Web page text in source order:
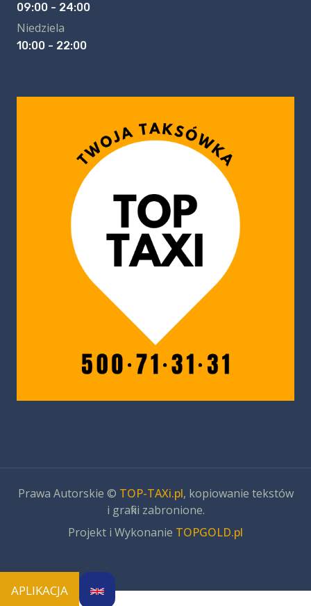
09:00 - 24:00
Niedziela
10:00 - 22:00
Prawa Autorskie © TOP-TAXi.pl, kopiowanie tekstów
i grafiki zabronione.
Projekt i Wykonanie TOPGOLD.pl
APLIKACJA